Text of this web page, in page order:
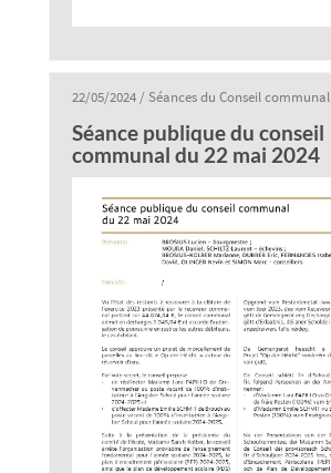
22/05/2024/ Séances du Conseil communal
Séance publique du conseil
communal du 22 mai 2024